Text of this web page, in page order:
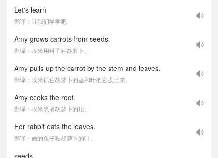
Let's learn
翻译：让我们学学吧
Amy grows carrots from seeds.
翻译：埃米用种子种胡萝卜。
Amy pulls up the carrot by the stem and leaves.
翻译：埃米抓住胡萝卜的茎和叶把它拔出来。
Amy cooks the root.
翻译：埃米烹煮胡萝卜的根。
Her rabbit eats the leaves.
翻译：她的兔子吃胡萝卜的叶。
seeds